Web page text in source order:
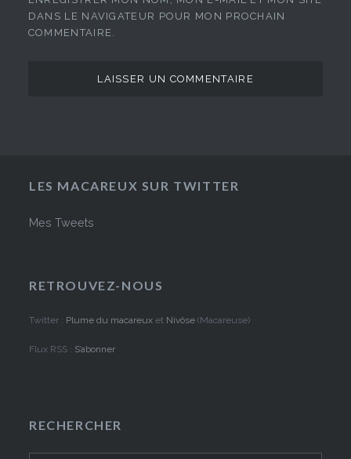
DANS LE NAVIGATEUR POUR MON PROCHAIN
COMMENTAIRE.
LES MACAREUX SUR TWITTER
Mes Tweets
RETROUVEZ-NOUS
Twitter : Plume du macareux et Nivôse(Macareuse)
Flux RSS : S’abonner
RECHERCHER